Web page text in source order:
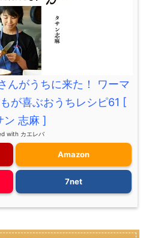
がうちに来た！ ワーマ
が喜ぶおうちレシピ61 [
ン 志麻 ]
with カエレバ
Amazon
7net